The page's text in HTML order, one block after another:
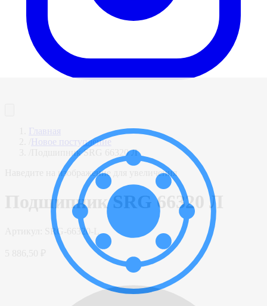
Главная
Новое поступление
Подшипник SRG 66320 Л
Наведите на изображение для увеличения
Подшипник SRG 66320 Л
SRG-66320-L